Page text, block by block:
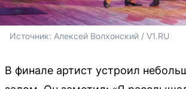
Источник: Алексей Волхонский / V1.RU
В финале артист устроил